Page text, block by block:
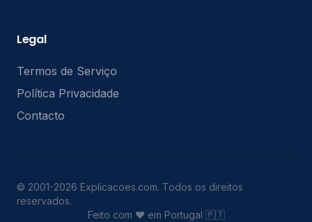
Legal
Termos de Serviço
Política Privacidade
Contacto
© 2001-2026 Explicacoes.com. Todos os direitos
reservados.
Feito com ❤️ em Portugal 🇵🇹